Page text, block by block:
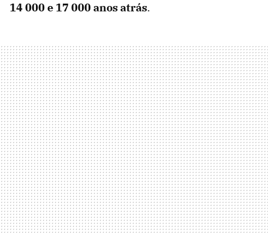
14 000 e 17 000 anos atrás.